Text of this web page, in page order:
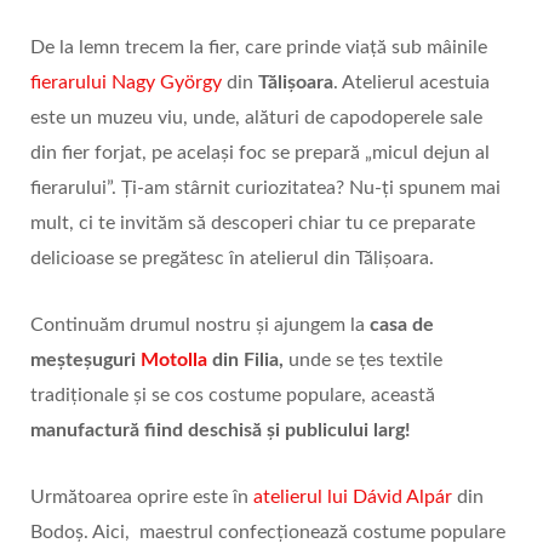
De la lemn trecem la fier, care prinde viață sub mâinile
fierarului Nagy György din Tălișoara. Atelierul acestuia
este un muzeu viu, unde, alături de capodoperele sale
din fier forjat, pe același foc se prepară „micul dejun al
fierarului”. Ți-am stârnit curiozitatea? Nu-ți spunem mai
mult, ci te invităm să descoperi chiar tu ce preparate
delicioase se pregătesc în atelierul din Tălișoara.
Continuăm drumul nostru și ajungem la casa de
meșteșuguri Motolla din Filia, unde se țes textile
tradiționale și se cos costume populare, această
manufactură fiind deschisă și publicului larg!
Următoarea oprire este în atelierul lui Dávid Alpár din
Bodoș. Aici, maestrul confecționează costume populare